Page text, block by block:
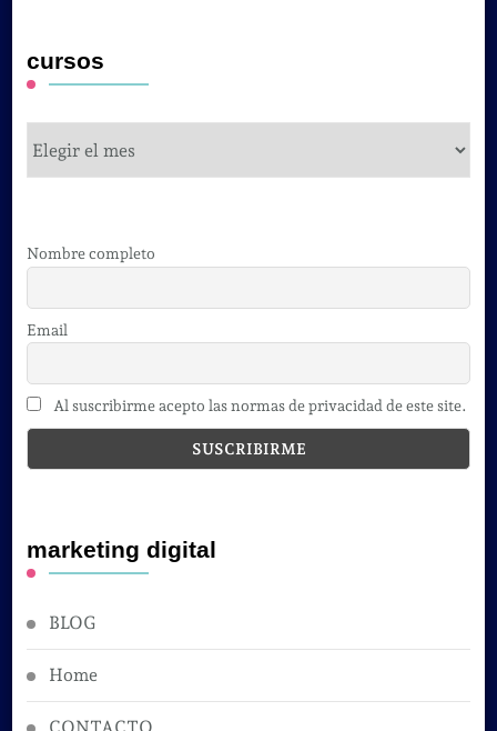
cursos
Nombre completo
Email
Al suscribirme acepto las normas de privacidad de este site.
marketing digital
BLOG
Home
CONTACTO